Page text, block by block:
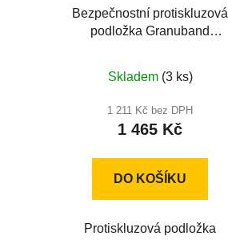
Bezpečnostní protiskluzová
podložka Granuband
Skladem (3 ks)
1 211 Kč bez DPH
1 465 Kč
DO KOŠÍKU
Protiskluzová podložka